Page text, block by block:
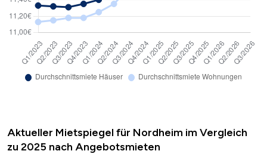
Aktueller Mietspiegel für Nordheim im Vergleich
zu 2025 nach Angebotsmieten